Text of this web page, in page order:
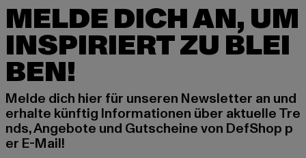
MELDE DICH AN, UM
INSPIRIERT ZU BLEI
BEN!
Melde dich hier für unseren Newsletter an und
erhalte künftig Informationen über aktuelle Tre
nds, Angebote und Gutscheine von DefShop p
er E-Mail!